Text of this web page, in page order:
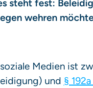
steht fest:
wehren
Medien ist
und §